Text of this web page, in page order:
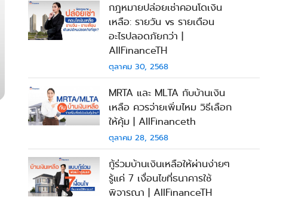
กฎหมายปล่อยเช่าคอนโดเงิน
เหลือ: รายวัน vs รายเดือน
อะไรปลอดภัยกว่า |
AllFinanceTH
ตุลาคม 30, 2568
MRTA และ MLTA กับบ้านเงิน
เหลือ ควรจ่ายเพิ่มไหม วิธีเลือก
ให้คุ้ม | AllFinanceth
ตุลาคม 28, 2568
กู้ร่วมบ้านเงินเหลือให้ผ่านง่ายๆ
รู้แค่ 7 เงื่อนไขที่ธนาคารใช้
พิจารณา | AllFinanceTH